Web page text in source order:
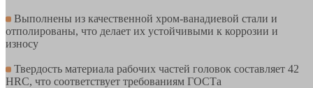
Выполнены из качественной хром-ванадиевой стали и
отполированы, что делает их устойчивыми к коррозии и
износу
Твердость материала рабочих частей головок составляет 42
HRC, что соответствует требованиям ГОСТа